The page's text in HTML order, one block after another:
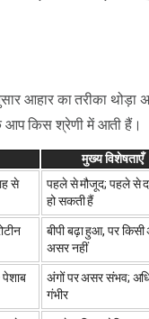
आहार का तरीका
आप किस श्रेणी में आती हैं।
मुख्य विशेषताएँ
से
पहले से मौजूद; पहले से
हो सकती हैं
बीपी बढ़ा हुआ, पर
असर नहीं
पेशाब
अंगों पर असर संभव;
गंभीर